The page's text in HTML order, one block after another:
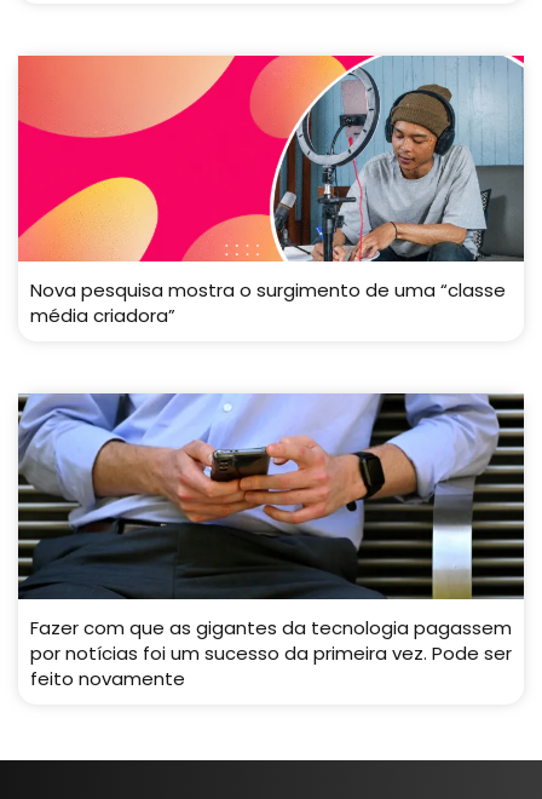
Nova pesquisa mostra o surgimento de uma “classe
média criadora”
Fazer com que as gigantes da tecnologia pagassem
por notícias foi um sucesso da primeira vez. Pode ser
feito novamente